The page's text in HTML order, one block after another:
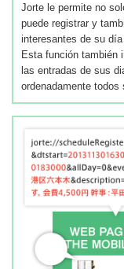
Jorte le permite no
puede registrar y
interesantes de su
Esta función también
las entradas de sus
ordenadamente todos